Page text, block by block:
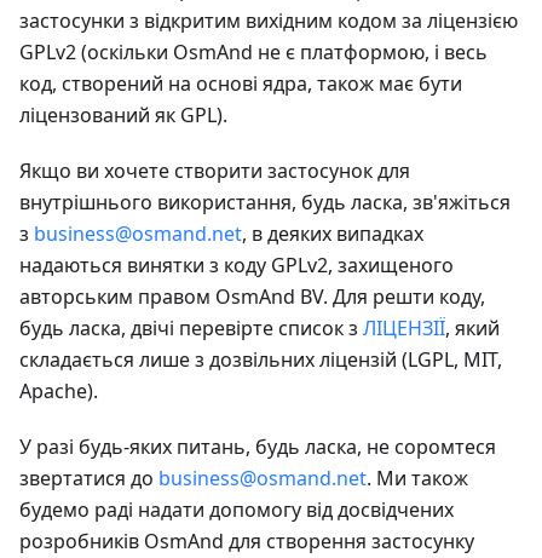
застосунки з відкритим вихідним кодом за ліцензією
GPLv2 (оскільки OsmAnd не є платформою, і весь
код, створений на основі ядра, також має бути
ліцензований як GPL).
Якщо ви хочете створити застосунок для
внутрішнього використання, будь ласка, зв'яжіться
з business@osmand.net, в деяких випадках
надаються винятки з коду GPLv2, захищеного
авторським правом OsmAnd BV. Для решти коду,
будь ласка, двічі перевірте список з ЛІЦЕНЗІЇ, який
складається лише з дозвільних ліцензій (LGPL, MIT,
Apache).
У разі будь-яких питань, будь ласка, не соромтеся
звертатися до business@osmand.net. Ми також
будемо раді надати допомогу від досвідчених
розробників OsmAnd для створення застосунку